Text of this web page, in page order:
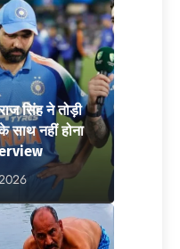
सिंह ने तोड़ी
साथ नहीं होना